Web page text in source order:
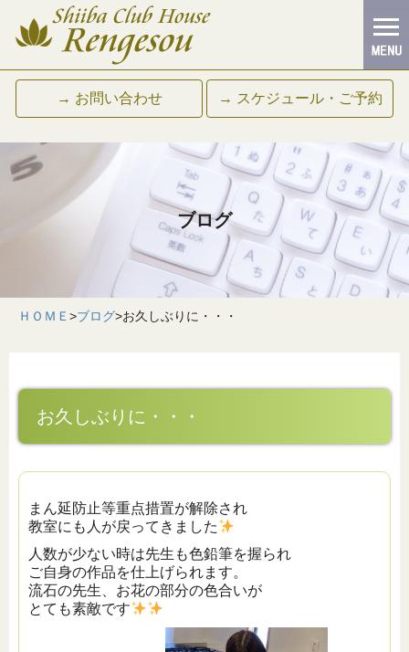
→ お問い合わせ → スケジュール・ご予約
ブログ
ＨＯＭＥ >ブログ>お久しぶりに・・・
お久しぶりに・・・
まん延防止等重点措置が解除され
教室にも人が戻ってきました
人数が少ない時は先生も色鉛筆を握られ
ご自身の作品を仕上げられます。
流石の先生、お花の部分の色合いが
とても素敵です